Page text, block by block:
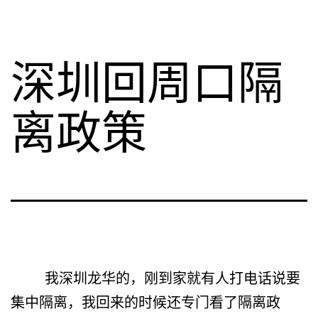
深圳回周口隔
离政策
我深圳龙华的，刚到家就有人打电话说要
集中隔离，我回来的时候还专门看了隔离政